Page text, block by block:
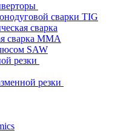
сварки TIG
сварка
сварка MMA
SAW
резки
резки